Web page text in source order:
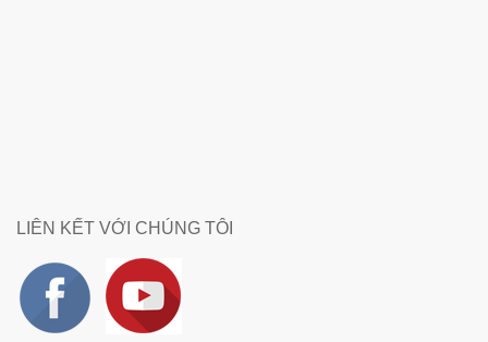
LIÊN KẾT VỚI CHÚNG TÔI